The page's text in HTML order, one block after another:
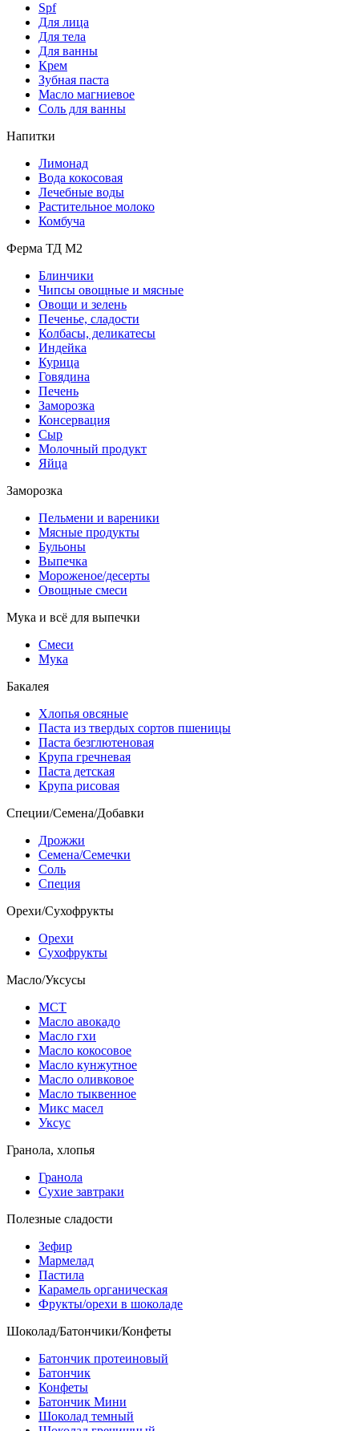
Spf
Для лица
Для тела
Для ванны
Крем
Зубная паста
Масло магниевое
Соль для ванны
Напитки
Лимонад
Вода кокосовая
Лечебные воды
Растительное молоко
Комбуча
Ферма ТД М2
Блинчики
Чипсы овощные и мясные
Овощи и зелень
Печенье, сладости
Колбасы, деликатесы
Индейка
Курица
Говядина
Печень
Заморозка
Консервация
Сыр
Молочный продукт
Яйца
Заморозка
Пельмени и вареники
Мясные продукты
Бульоны
Выпечка
Мороженое/десерты
Овощные смеси
Мука и всё для выпечки
Смеси
Мука
Бакалея
Хлопья овсяные
Паста из твердых сортов пшеницы
Паста безглютеновая
Крупа гречневая
Паста детская
Крупа рисовая
Специи/Семена/Добавки
Дрожжи
Семена/Семечки
Соль
Специя
Орехи/Сухофрукты
Орехи
Сухофрукты
Масло/Уксусы
МСТ
Масло авокадо
Масло гхи
Масло кокосовое
Масло кунжутное
Масло оливковое
Масло тыквенное
Микс масел
Уксус
Гранола, хлопья
Гранола
Сухие завтраки
Полезные сладости
Зефир
Мармелад
Пастила
Карамель органическая
Фрукты/орехи в шоколаде
Шоколад/Батончики/Конфеты
Батончик протеиновый
Батончик
Конфеты
Батончик Мини
Шоколад темный